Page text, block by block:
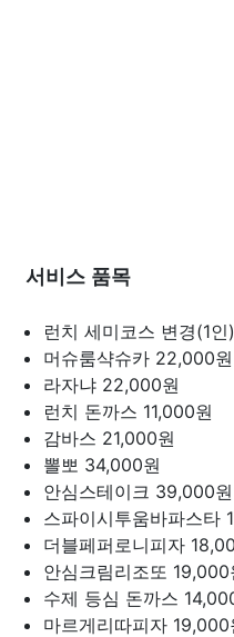
서비스 품목
런치 세미코스 변경(1인)
머슈룸샥슈카 22,000원
라자냐 22,000원
런치 돈까스 11,000원
감바스 21,000원
뽈뽀 34,000원
안심스테이크 39,000원
스파이시투움바파스타
더블페퍼로니피자
안심크림리조또 19,000
수제 등심 돈까스
마르게리따피자 19,000